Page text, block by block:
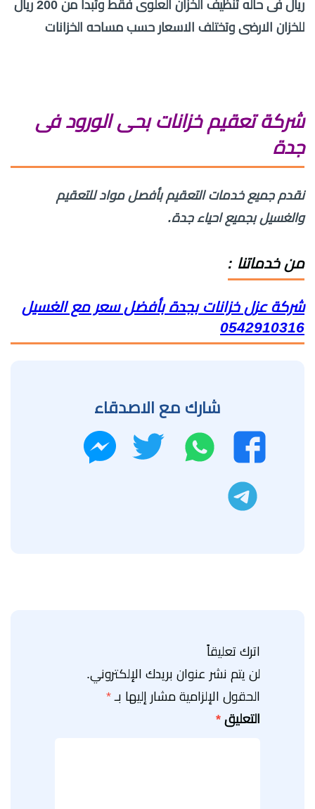
ريال فى حاله تنظيف الخزان العلوى فقط وتبدا من 200 ريال
للخزان الارضى وتختلف الاسعار حسب مساحه الخزانات
شركة تعقيم خزانات بحى الورود فى
جدة
نقدم جميع خدمات التعقيم بأفصل مواد للتعقيم
والغسيل بجميع احياء جدة.
من خدماتنا :
شركة عزل خزانات بجدة بأفضل سعر مع الغسيل
0542910316
شارك مع الاصدقاء
فيسبوك
واتساب تويتر
اترك تعليقاً
لن يتم نشر عنوان بريدك الإلكتروني.
الحقول الإلزامية مشار إليها بـ *
التعليق *